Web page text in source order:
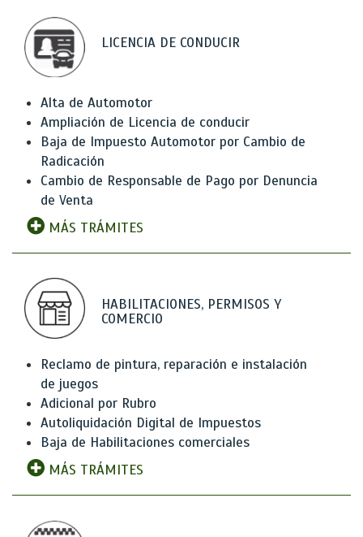
LICENCIA DE CONDUCIR
Alta de Automotor
Ampliación de Licencia de conducir
Baja de Impuesto Automotor por Cambio de
Radicación
Cambio de Responsable de Pago por Denuncia
de Venta
MÁS TRÁMITES
HABILITACIONES, PERMISOS Y
COMERCIO
Reclamo de pintura, reparación e instalación
de juegos
Adicional por Rubro
Autoliquidación Digital de Impuestos
Baja de Habilitaciones comerciales
MÁS TRÁMITES